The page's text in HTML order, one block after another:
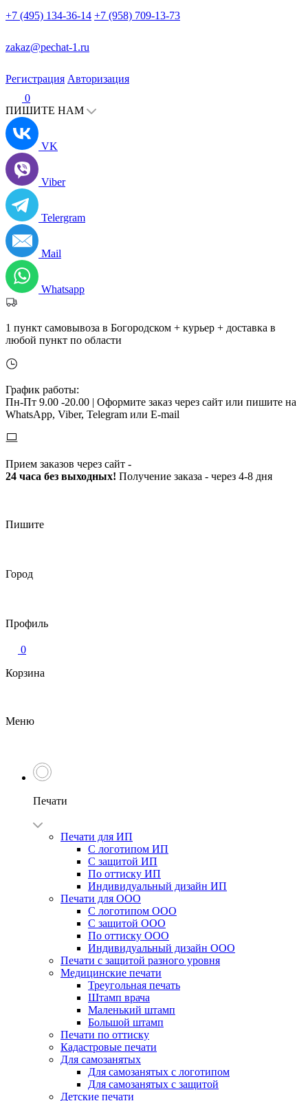
+7 (495) 134-36-14 +7 (958) 709-13-73
zakaz@pechat-1.ru
Регистрация Авторизация
0
ПИШИТЕ НАМ
VK
Viber
Telergram
Mail
Whatsapp
1 пункт самовывоза в Богородском + курьер + доставка в
любой пункт по области
График работы:
Пн-Пт 9.00 -20.00 | Оформите заказ через сайт или пишите на
WhatsApp, Viber, Telegram или E-mail
Прием заказов через сайт -
24 часа без выходных! Получение заказа - через 4-8 дня
Пишите
Город
Профиль
0
Корзина
Меню
Печати
Печати для ИП
С логотипом ИП
С защитой ИП
По оттиску ИП
Индивидуальный дизайн ИП
Печати для ООО
С логотипом ООО
С защитой ООО
По оттиску ООО
Индивидуальный дизайн ООО
Печати с защитой разного уровня
Медицинские печати
Треугольная печать
Штамп врача
Маленький штамп
Большой штамп
Печати по оттиску
Кадастровые печати
Для самозанятых
Для самозанятых с логотипом
Для самозанятых с защитой
Детские печати